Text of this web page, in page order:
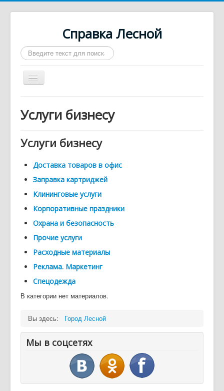
Справка Лесной
Искать...
Включить/
выключить
О нас
Афиша
Такси
Автобусы
Требуются
Дайджест СМИ
Объявления
Услуги бизнесу
Услуги бизнесу
Доставка товаров в офис
Заправка картриджей
Клининговые услуги
Корпоративные праздники
Охрана и безопасность
Прочие услуги
Расходные материалы
Реклама. Маркетинг
Спецодежда
В категории нет материалов.
Вы здесь: Город Лесной
Мы в соцсетях